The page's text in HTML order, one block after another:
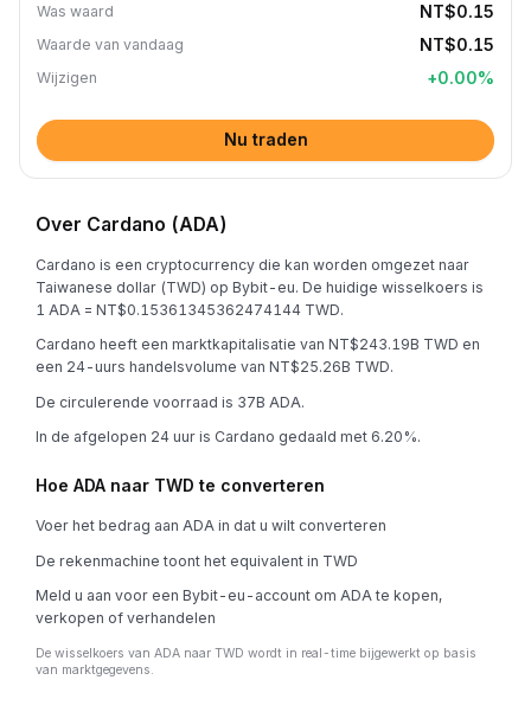
Was waard NT$0.15
Waarde van vandaag NT$0.15
Wijzigen +0.00%
Nu traden
Over Cardano (ADA)
Cardano is een cryptocurrency die kan worden omgezet naar
Taiwanese dollar (TWD) op Bybit-eu. De huidige wisselkoers is
1 ADA = NT$0.15361345362474144 TWD.
Cardano heeft een marktkapitalisatie van NT$243.19B TWD en
een 24-uurs handelsvolume van NT$25.26B TWD.
De circulerende voorraad is 37B ADA.
In de afgelopen 24 uur is Cardano gedaald met 6.20%.
Hoe ADA naar TWD te converteren
Voer het bedrag aan ADA in dat u wilt converteren
De rekenmachine toont het equivalent in TWD
Meld u aan voor een Bybit-eu-account om ADA te kopen,
verkopen of verhandelen
De wisselkoers van ADA naar TWD wordt in real-time bijgewerkt op basis
van marktgegevens.